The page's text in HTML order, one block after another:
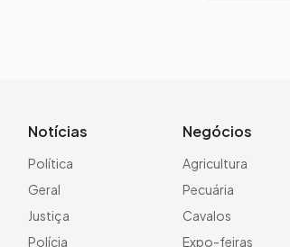
Notícias
Política
Geral
Justiça
Polícia
Negócios
Agricultura
Pecuária
Cavalos
Expo-feiras